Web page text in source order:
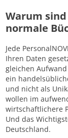
Warum
normale
Jede
Ihren Daten
gleichen
ein
und nicht als
wollen im
wirtschaftlichere
Und das
Deutschland.